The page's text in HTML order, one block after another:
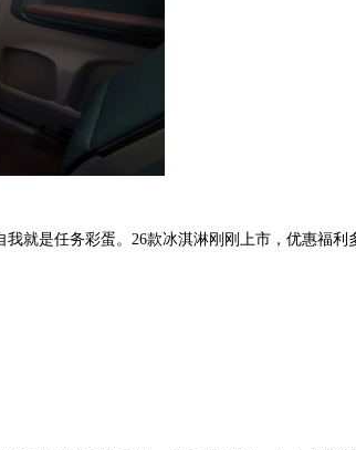
就是任务彩蛋。26款冰淇淋刚刚上市，优惠福利